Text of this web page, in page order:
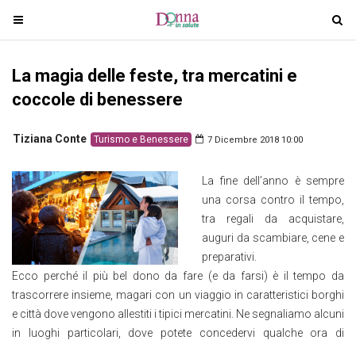
T
o
l
n
v
i
a
i
T
o
n
La magia delle feste, tra mercatini e
coccole di benessere
Tiziana Conte Turismo e Benessere 7 Dicembre 2018 10:00
La fine dell’anno è sempre
una corsa contro il tempo,
tra regali da acquistare,
auguri da scambiare, cene e
preparativi.
Ecco perché il più bel dono da fare (e da farsi) è il tempo da
trascorrere insieme, magari con un viaggio in caratteristici borghi
e città dove vengono allestiti i tipici mercatini. Ne segnaliamo alcuni
in luoghi particolari, dove potete concedervi qualche ora di